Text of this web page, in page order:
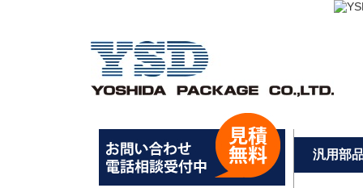
汎用部